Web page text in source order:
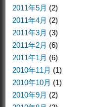
2011年5月 (2)
2011年4月 (2)
2011年3月 (3)
2011年2月 (6)
2011年1月 (6)
2010年11月 (1)
2010年10月 (1)
2010年9月 (2)